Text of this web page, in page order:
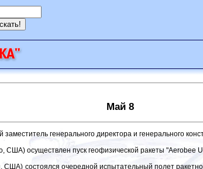
Май 8
генерального директора и генерального
осуществлен пуск геофизической ракеты "Aerobee
состоялся очередной испытательный полет